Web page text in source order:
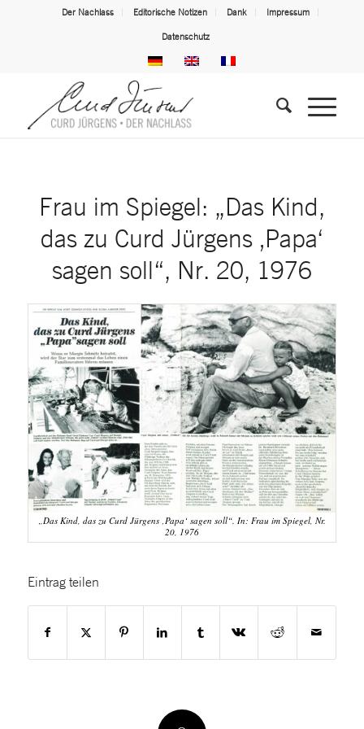
Der Nachlass Editorische Notizen Dank Impressum
Datenschutz
Frau im Spiegel: „Das Kind,
das zu Curd Jürgens ‚Papa‘
sagen soll“, Nr. 20, 1976
„Das Kind, das zu Curd Jürgens ‚Papa‘ sagen soll“. In: Frau im Spiegel, Nr.
20, 1976
Eintrag teilen